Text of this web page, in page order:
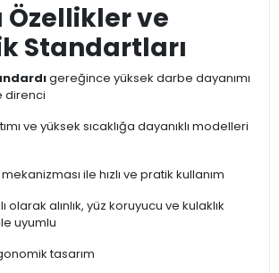
Özellikler ve
Standartları
gereğince yüksek darbe dayanımı
direnci
ve yüksek sıcaklığa dayanıklı modelleri
ile hızlı ve pratik kullanım
olarak alınlık, yüz koruyucu ve kulaklık
uyumlu
tasarım